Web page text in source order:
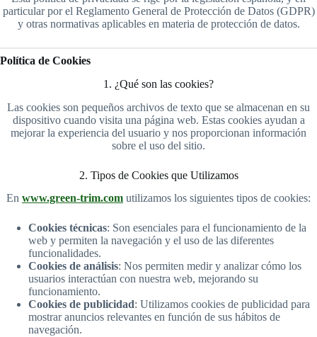
particular por el Reglamento General de Protección de Datos (GDPR)
y otras normativas aplicables en materia de protección de datos.
Política de Cookies
1. ¿Qué son las cookies?
Las cookies son pequeños archivos de texto que se almacenan en su
dispositivo cuando visita una página web. Estas cookies ayudan a
mejorar la experiencia del usuario y nos proporcionan información
sobre el uso del sitio.
2. Tipos de Cookies que Utilizamos
En www.green-trim.com utilizamos los siguientes tipos de cookies:
Cookies técnicas: Son esenciales para el funcionamiento de la
web y permiten la navegación y el uso de las diferentes
funcionalidades.
Cookies de análisis: Nos permiten medir y analizar cómo los
usuarios interactúan con nuestra web, mejorando su
funcionamiento.
Cookies de publicidad: Utilizamos cookies de publicidad para
mostrar anuncios relevantes en función de sus hábitos de
navegación.